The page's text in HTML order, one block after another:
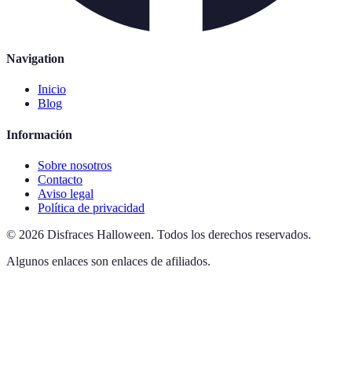
Navigation
Inicio
Blog
Información
Sobre nosotros
Contacto
Aviso legal
Política de privacidad
© 2026 Disfraces Halloween. Todos los derechos reservados.
Algunos enlaces son enlaces de afiliados.